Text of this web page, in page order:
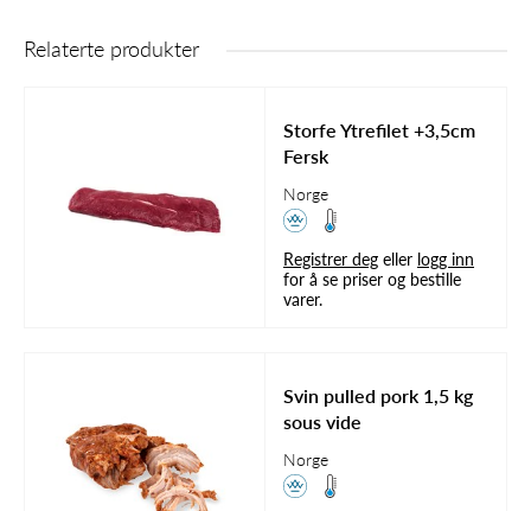
Relaterte produkter
Storfe Ytrefilet +3,5cm
Fersk
Norge
Registrer deg eller logg inn
for å se priser og bestille
varer.
Svin pulled pork 1,5 kg
sous vide
Norge